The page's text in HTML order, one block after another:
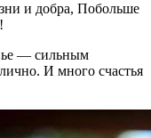
и добра, Побольше
— сильным
И много счастья